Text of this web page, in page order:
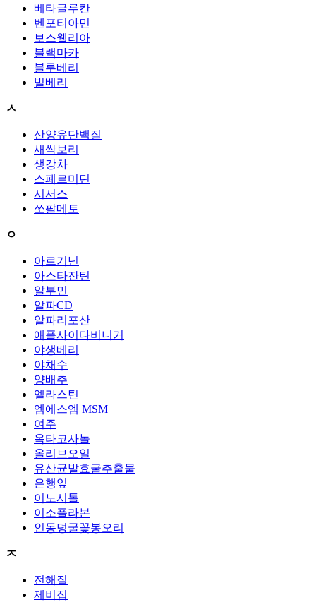
베타글루칸
벤포티아민
보스웰리아
블랙마카
블루베리
빌베리
ㅅ
산양유단백질
새싹보리
생강차
스페르미딘
시서스
쏘팔메토
ㅇ
아르기닌
아스타잔틴
알부민
알파CD
알파리포산
애플사이다비니거
야생베리
야채수
양배추
엘라스틴
엠에스엠 MSM
여주
옥타코사놀
올리브오일
유산균발효굴추출물
은행잎
이노시톨
이소플라본
인동덩굴꽃봉오리
ㅈ
전해질
제비집